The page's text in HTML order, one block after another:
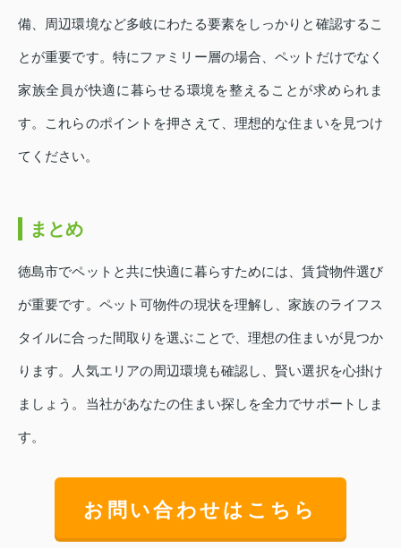
備、周辺環境など多岐にわたる要素をしっかりと確認するこ
とが重要です。特にファミリー層の場合、ペットだけでなく
家族全員が快適に暮らせる環境を整えることが求められま
す。これらのポイントを押さえて、理想的な住まいを見つけ
てください。
まとめ
徳島市でペットと共に快適に暮らすためには、賃貸物件選び
が重要です。ペット可物件の現状を理解し、家族のライフス
タイルに合った間取りを選ぶことで、理想の住まいが見つか
ります。人気エリアの周辺環境も確認し、賢い選択を心掛け
ましょう。当社があなたの住まい探しを全力でサポートしま
す。
お問い合わせはこちら